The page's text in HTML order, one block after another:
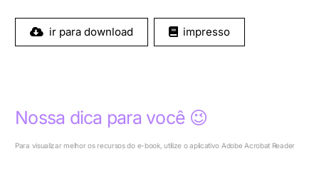
ir para download impresso
Nossa dica para você 😉
Para visualizar melhor os recursos do e-book, utilize o aplicativo Adobe Acrobat Reader